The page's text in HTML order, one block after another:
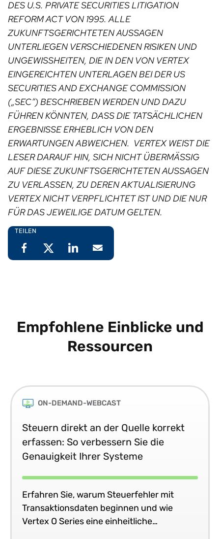
DES U.S. PRIVATE SECURITIES LITIGATION
REFORM ACT VON 1995. ALLE
ZUKUNFTSGERICHTETEN AUSSAGEN
UNTERLIEGEN VERSCHIEDENEN RISIKEN UND
UNGEWISSHEITEN, DIE IN DEN VON VERTEX
EINGEREICHTEN UNTERLAGEN BEI DER US
SECURITIES AND EXCHANGE COMMISSION
(„SEC“) BESCHRIEBEN WERDEN UND DAZU
FÜHREN KÖNNTEN, DASS DIE TATSÄCHLICHEN
ERGEBNISSE ERHEBLICH VON DEN
ERWARTUNGEN ABWEICHEN. VERTEX WEIST DIE
LESER DARAUF HIN, SICH NICHT ÜBERMÄSSIG A
UF DIESE ZUKUNFTSGERICHTETEN AUSSAGEN Z
U VERLASSEN, ZU DEREN AKTUALISIERUNG V
ERTEX NICHT VERPFLICHTET IST UND DIE NUR F
ÜR DAS JEWEILIGE DATUM GELTEN.
TEILEN
Empfohlene Einblicke und
Ressourcen
ON-DEMAND-WEBCAST
Steuern direkt an der Quelle korrekt
erfassen: So verbessern Sie die
Genauigkeit Ihrer Systeme
Erfahren Sie, warum Steuerfehler mit
Transaktionsdaten beginnen und wie
Vertex O Series eine einheitliche